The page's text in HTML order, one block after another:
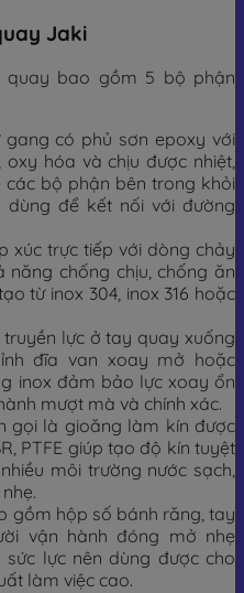
Jaki
bao gồm 5 bộ phận
có phủ sơn epoxy với
hóa và chịu được nhiệt,
bộ phận bên trong khỏi
để kết nối với đường
xúc trực tiếp với dòng chảy
năng chống chịu, chống ăn
từ inox 304, inox 316 hoặc
truyền lực ở tay quay xuống
đĩa van xoay mở hoặc
inox đảm bảo lực xoay ổn
mượt mà và chính xác.
gọi là gioăng làm kín được
PTFE giúp tạo độ kín tuyệt
môi trường nước sạch,
gồm hộp số bánh răng, tay
vận hành đóng mở nhẹ
sức lực nên dùng được cho
làm việc cao.